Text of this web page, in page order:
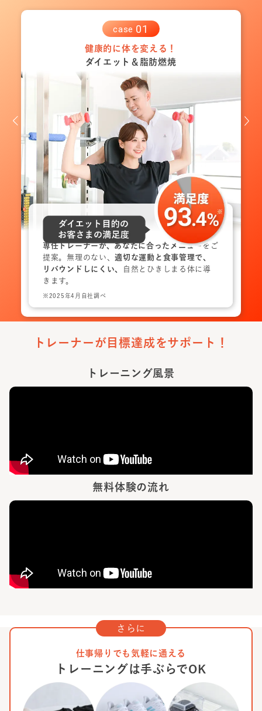
case 01
健康的に体を変える！
ダイエット＆脂肪燃焼
専任トレーナーが、あなたに合ったメニューをご
提案。無理のない、適切な運動と食事管理で、
リバウンドしにくい、
自然とひきしまる体に導
きます。
※2025年4月自社調べ
トレーナーが目標達成をサポート！
トレーニング風景
無料体験の流れ
さらに
仕事帰りでも気軽に通える
トレーニングは手ぶらでOK